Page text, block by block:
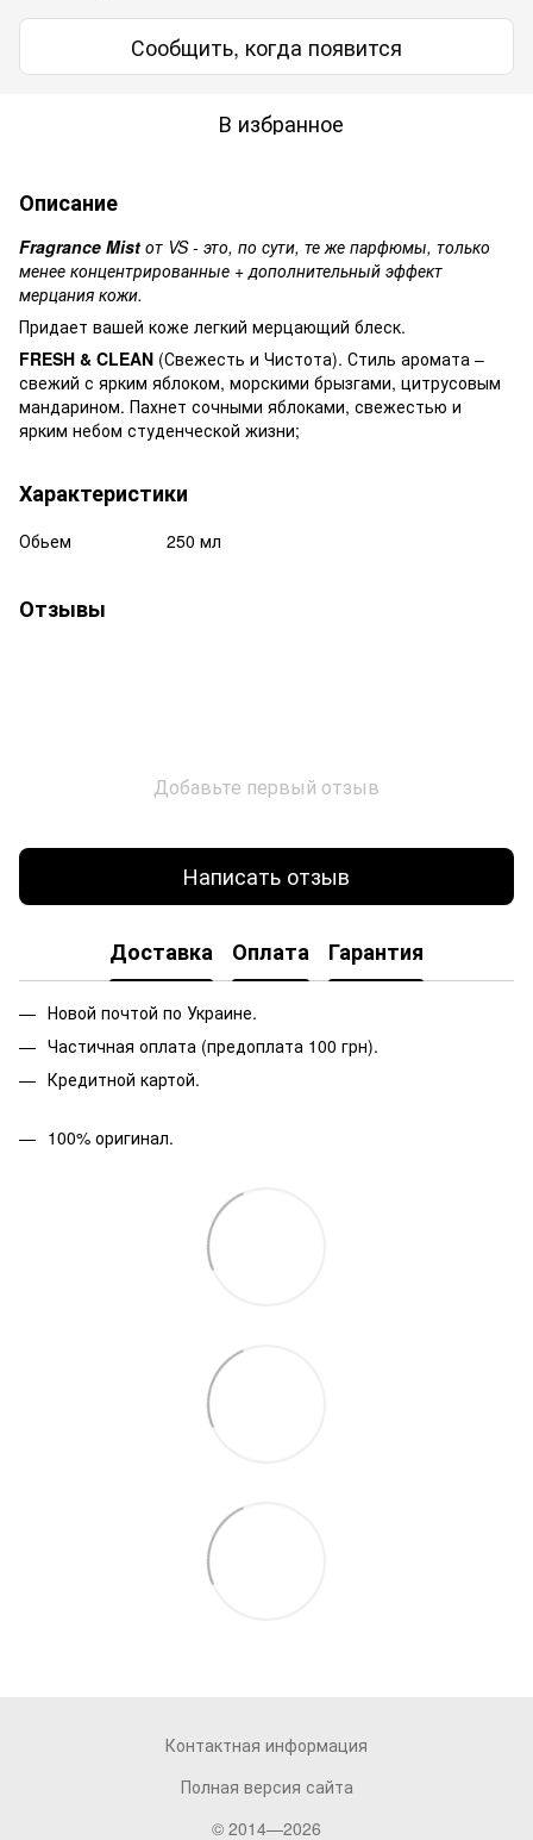
Сообщить, когда появится
В избранное
Описание
Fragrance Mist от VS - это, по сути, те же парфюмы, только
менее концентрированные + дополнительный эффект
мерцания кожи.
Придает вашей коже легкий мерцающий блеск.
FRESH & CLEAN (Свежесть и Чистота). Стиль аромата –
свежий с ярким яблоком, морскими брызгами, цитрусовым
мандарином. Пахнет сочными яблоками, свежестью и
ярким небом студенческой жизни;
Характеристики
Обьем 250 мл
Отзывы
Добавьте первый отзыв
Написать отзыв
Доставка Оплата Гарантия
Новой почтой по Украине.
Частичная оплата (предоплата 100 грн).
Кредитной картой.
100% оригинал.
Контактная информация
Полная версия сайта
© 2014—2026